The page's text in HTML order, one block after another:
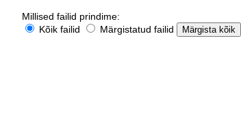
Millised failid prindime:
Kõik failid
Märgistatud failid